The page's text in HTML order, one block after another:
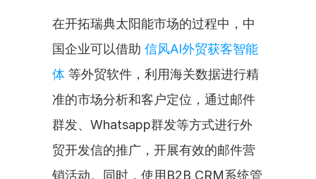
在开拓瑞典太阳能市场的过程中，中
国企业可以借助 信风AI外贸获客智能
体 等外贸软件，利用海关数据进行精
准的市场分析和客户定位，通过邮件
群发、Whatsapp群发等方式进行外
贸开发信的推广，开展有效的邮件营
销活动。同时，使用B2B CRM系统管